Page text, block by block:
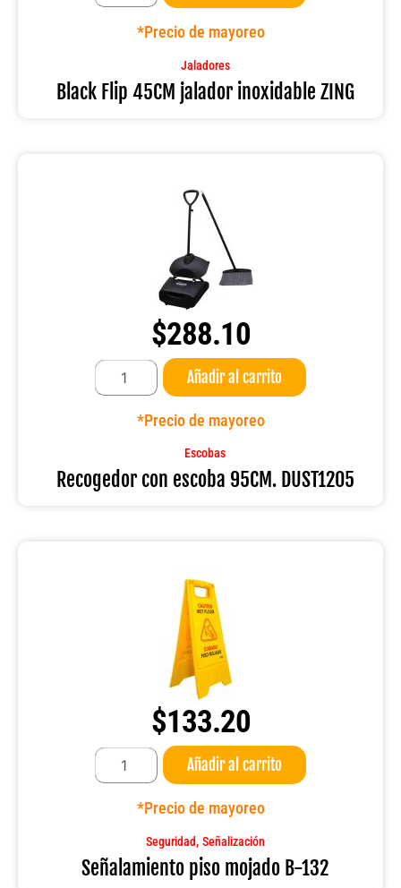
45CM
cantidad
*Precio de mayoreo
Jaladores
Black Flip 45CM jalador inoxidable ZING
$288.10
Recogedor
escoba
Añadir al carrito
*Precio de mayoreo
Escobas
Recogedor con escoba 95CM. DUST1205
$133.20
Señalamiento
mojado
Añadir al carrito
*Precio de mayoreo
Seguridad, Señalización
Señalamiento piso mojado B-132